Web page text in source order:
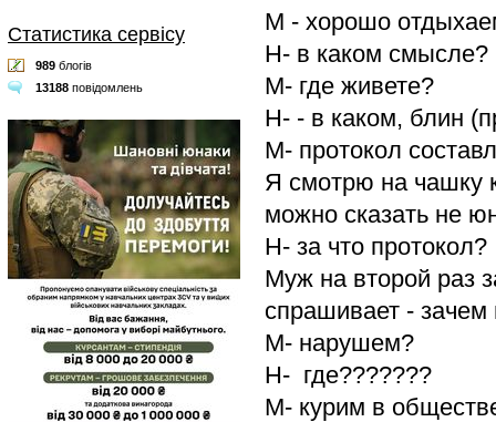
М - хорошо
Н- в каком смысле?
М- где живете?
Н- - в каком, блин
М- протокол
Я смотрю на чашку
можно сказать не
Н- за что протокол?
Муж на второй раз
спрашивает - зачем
М- нарушем?
Н- где???????
М- курим в
Статистика сервісу
989 блогів
13188 повідомлень